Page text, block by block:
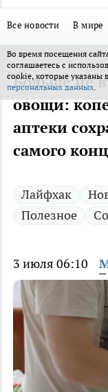
Все новости В мире
Во время посещения
соглашаетесь с
cookie, которые указаны в
персональных данных.
Больше не
овощи:
аптеки
самого
Лайфхак
Полезное
3 июля 06:10